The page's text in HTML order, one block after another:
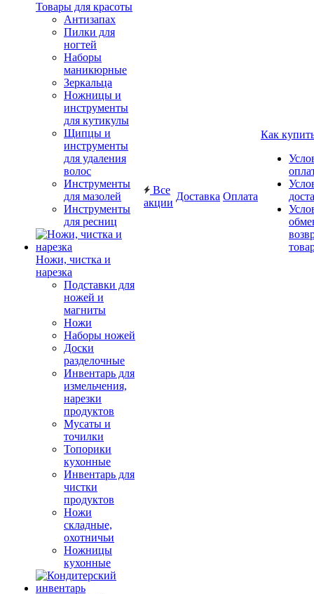
Товары для красоты
Антизапах
Пилки для
ногтей
Наборы
маникюрные
Зеркальца
Ножницы и
инструменты
для кутикулы
Щипцы и
инструменты
для удаления
волос
Инструменты
для мазолей
Инструменты
для ресниц
Ножи, чистка и
нарезка
Подставки для
ножей и
магниты
Ножи
Наборы ножей
Доски
разделочные
Инвентарь для
измельчения,
нарезки
продуктов
Мусаты и
точилки
Топорики
кухонные
Инвентарь для
чистки
продуктов
Ножи
складные,
охотничьи
Ножницы
кухонные
Все
акции
Доставка Оплата
Как